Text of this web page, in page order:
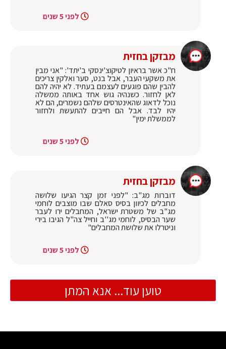
לפני 5 שנים
מבזקן בחזית
ח"כ אשר בראיון לטיקוצ'ינסקי ב'יתד': "אני מבין
את משקעי העבר, אבל בנט, סער ואלקין צריכים
להבין שהם פוגעים לעצמם בעתיד. לא יהיה להם
לאן לחזור. כשנהיה גוש אחד באותה ממשלה
נוכל לדאוג שהאינטרסים שלהם נשמרים, הם לא
יהיו לבד. אבל הם חייבים להתעשת ולחזור
לממשלת ימין"
לפני 5 שנים
מבזקן בחזית
דוברות מג"ב: "לפני זמן קצר הגיעו שלושה
מחבלים לכיוון בסיס סאלם שבו מוצבים לוחמי
מג"ב של משטרת ישראל, המחבלים ירו לעבר
שער הבסיס, לוחמי מג''ב וחייל צה"ל הגיבו בירי
וניטרלו את שלושת המחבלים"
לפני 5 שנים
טוען עוד... אנא המתן